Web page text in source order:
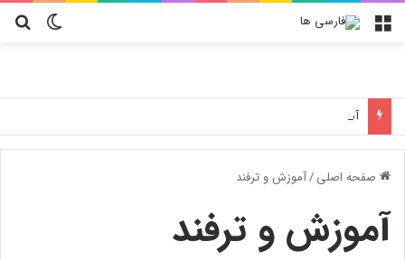
تغییر منو
آموزش تعویض فیلتر کولر گازی جنرال مکس
صفحه اصلی/آموزش و ترفند
آموزش و ترفند